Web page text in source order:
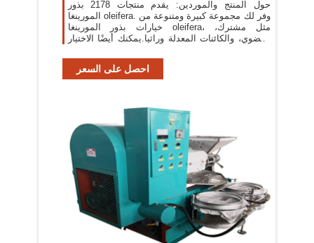
حول المنتج والموردين: يقدم منتجات 2178 بذور
المورينغا oleifera. وفر لك مجموعة كبيرة ومتنوعة من
خيارات بذور المورينغا oleifera، مثل مشترك،
وعضوي، والكائنات المعدلة وراثيا.يمكنك أيضًا الاختيار
احصل على السعر